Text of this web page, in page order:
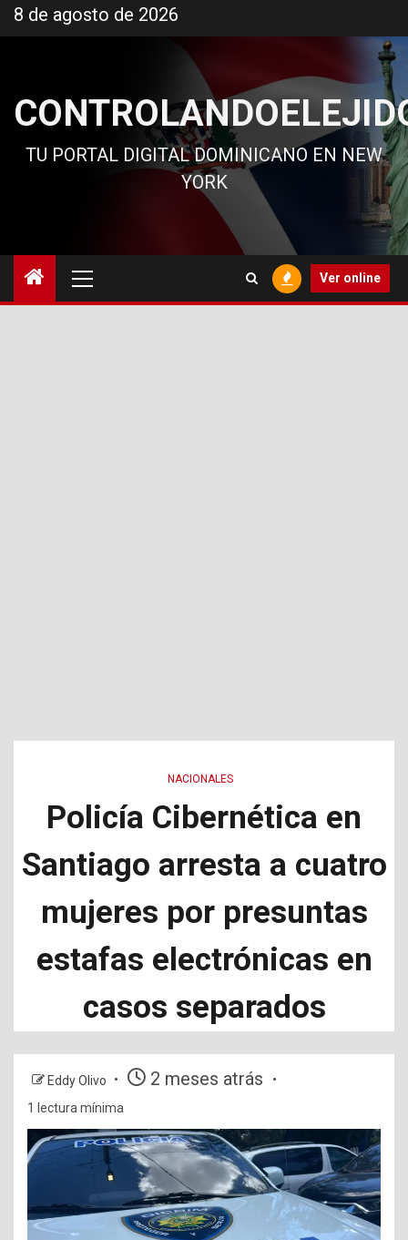
al
8 de agosto de 2026
TU PORTAL DIGITAL DOMINICANO EN NEW
YORK
principal
Ver online
NACIONALES
Policía Cibernética en
Santiago arresta a cuatro
mujeres por presuntas
estafas electrónicas en
casos separados
Eddy Olivo 2 meses atrás
1 lectura mínima